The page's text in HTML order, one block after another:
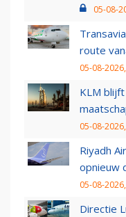
05-08-
route
05-08-
KLM
05-08-
Riyadh
opnieuw
05-08-
Directie